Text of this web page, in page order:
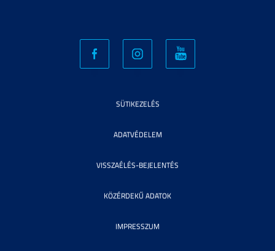
SÜTIKEZELÉS
ADATVÉDELEM
VISSZAÉLÉS-BEJELENTÉS
KÖZÉRDEKŰ ADATOK
IMPRESSZUM